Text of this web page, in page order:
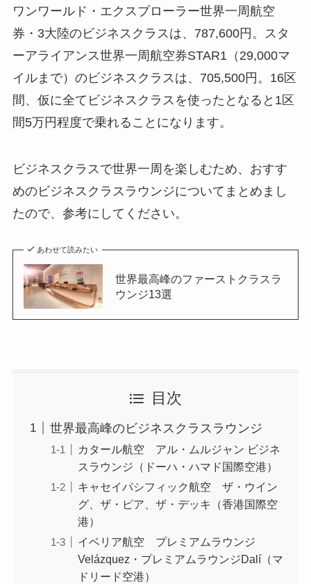
ワンワールド・エクスプローラー世界一周航空
券・3大陸のビジネスクラスは、787,600円。スタ
ーアライアンス世界一周航空券STAR1（29,000マ
イルまで）のビジネスクラスは、705,500円。16区
間、仮に全てビジネスクラスを使ったとなると1区
間5万円程度で乗れることになります。
ビジネスクラスで世界一周を楽しむため、おすす
めのビジネスクラスラウンジについてまとめまし
たので、参考にしてください。
あわせて読みたい
世界最高峰のファーストクラスラ
ウンジ13選
目次
世界最高峰のビジネスクラスラウンジ
カタール航空 アル・ムルジャン ビジネ
スラウンジ（ドーハ・ハマド国際空港）
キャセイパシフィック航空 ザ・ウイン
グ、ザ・ピア、ザ・デッキ（香港国際空
港）
イベリア航空 プレミアムラウンジ
Velázquez・プレミアムラウンジDalí（マ
ドリード空港）